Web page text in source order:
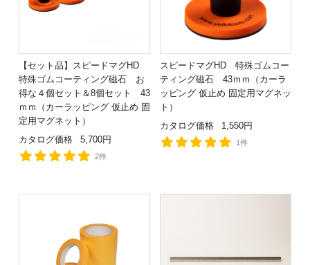
【セット品】スピードマグHD
特殊ゴムコーティング磁石 お
得な４個セット＆8個セット 43
ｍｍ（カーラッピング 仮止め 固
定用マグネット）
カタログ価格
5,700円
2件
スピードマグHD 特殊ゴムコー
ティング磁石 43ｍｍ（カーラ
ッピング 仮止め 固定用マグネッ
ト）
カタログ価格
1,550円
1件